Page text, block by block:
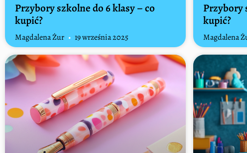
Przybory szkolne do 6 klasy – co
kupić?
Magdalena Żur 19 września 2025
Przybory
kupić?
Magdalena